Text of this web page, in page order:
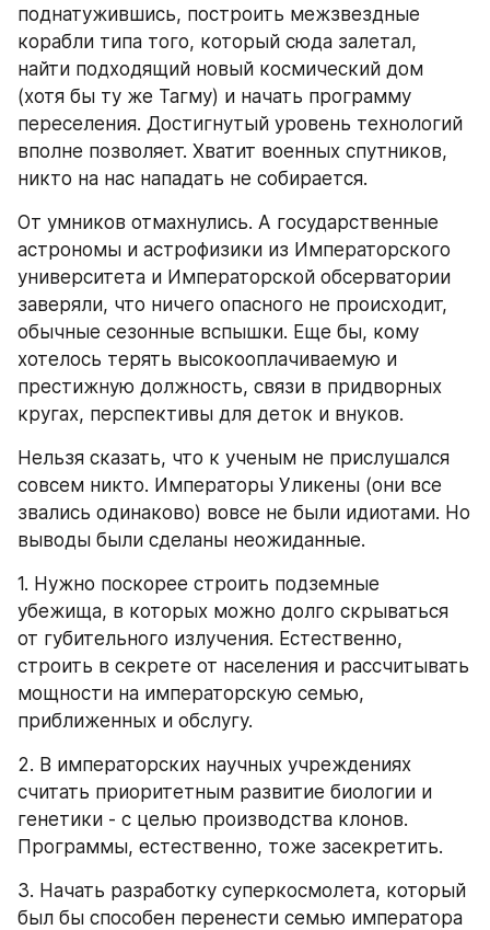
поднатужившись, построить межзвездные
корабли типа того, который сюда залетал,
найти подходящий новый космический дом
(хотя бы ту же Тагму) и начать программу
переселения. Достигнутый уровень технологий
вполне позволяет. Хватит военных спутников,
никто на нас нападать не собирается.
От умников отмахнулись. А государственные
астрономы и астрофизики из Императорского
университета и Императорской обсерватории
заверяли, что ничего опасного не происходит,
обычные сезонные вспышки. Еще бы, кому
хотелось терять высокооплачиваемую и
престижную должность, связи в придворных
кругах, перспективы для деток и внуков.
Нельзя сказать, что к ученым не прислушался
совсем никто. Императоры Уликены (они все
звались одинаково) вовсе не были идиотами. Но
выводы были сделаны неожиданные.
1. Нужно поскорее строить подземные
убежища, в которых можно долго скрываться
от губительного излучения. Естественно,
строить в секрете от населения и рассчитывать
мощности на императорскую семью,
приближенных и обслугу.
2. В императорских научных учреждениях
считать приоритетным развитие биологии и
генетики - с целью производства клонов.
Программы, естественно, тоже засекретить.
3. Начать разработку суперкосмолета, который
был бы способен перенести семью императора